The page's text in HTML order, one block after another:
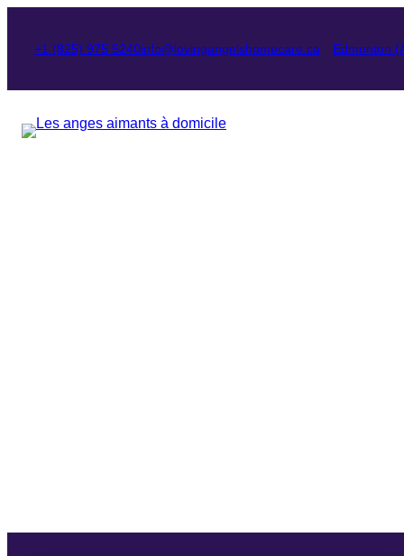
contenu
+1 (825) 975 5240info@lovingangelshomecare.ca Edmonton